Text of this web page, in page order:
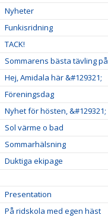
Nyheter
Funkisridning
TACK!
Sommarens bästa tävling
Hej, Amidala här &#129321;
Föreningsdag
Nyhet för hösten, &#129321;
Sol värme o bad
Sommarhälsning
Duktiga ekipage
Presentation
På ridskola med egen häst